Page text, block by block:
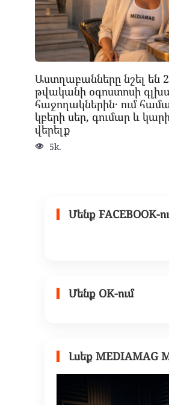
Աստղաբանները նշել են
թվականի օգոստոսի
հաջողակներին․ ում
կբերի սեր, գումար և
վերելք
5k.
Մենք FACEBOOK-
Մենք OK-ում
Լսեք MEDIAMAG